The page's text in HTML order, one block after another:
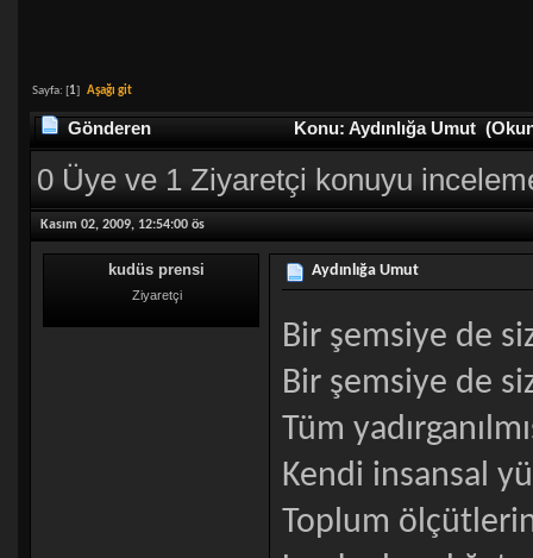
Sayfa: [1] Aşağı git
Gönderen Konu: Aydınlığa Umut
0 Üye ve 1 Ziyaretçi konuyu
Kasım 02, 2009, 12:54:00 ös
kudüs prensi
Ziyaretçi
Aydınlığa Umut
Bir şemsiye de
Bir şemsiye de
Tüm
Kendi insansal
Toplum